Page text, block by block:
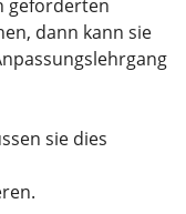
geforderten
dann kann sie
sie dies